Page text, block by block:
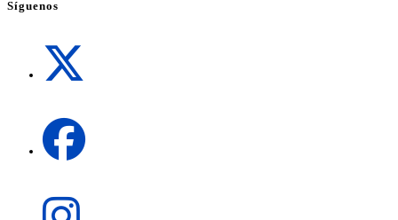
Síguenos
pestaña
abre
abre